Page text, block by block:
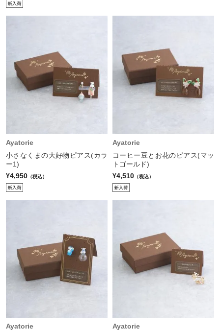
Ayatorie
小さなくまの大好物ピアス(カラ
ー1)
¥4,950 （税込）
Ayatorie
コーヒー豆とお花のピアス(マッ
トゴールド)
¥4,510 （税込）
Ayatorie
Ayatorie